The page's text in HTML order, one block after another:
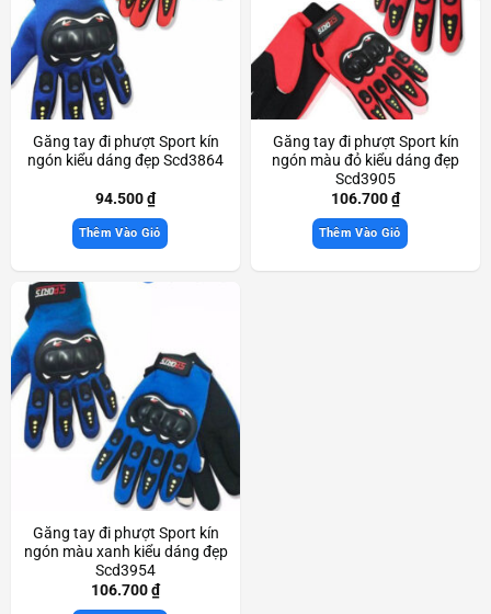
Găng tay đi phượt Sport kín
ngón kiểu dáng đẹp Scd3864
94.500₫
Thêm Vào Giỏ
Găng tay đi phượt Sport kín
ngón màu đỏ kiểu dáng đẹp
Scd3905
106.700₫
Thêm Vào Giỏ
Găng tay đi phượt Sport kín
ngón màu xanh kiểu dáng đẹp
Scd3954
106.700₫